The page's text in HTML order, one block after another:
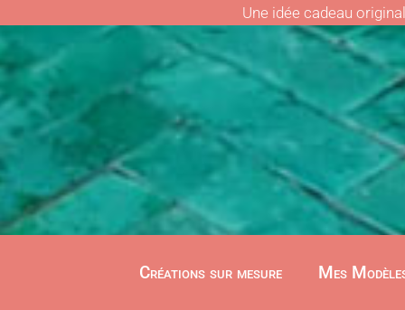
Une idée cadeau
Créations sur mesure Mes